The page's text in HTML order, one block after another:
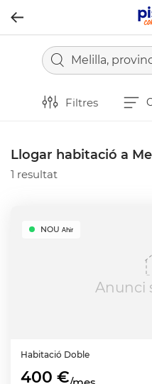
Melilla,
Filtres
Llogar habitació a
1 resultat
Anunci
NOU Ahir
Habitació Doble
400 €